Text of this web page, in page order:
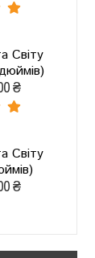
Світу
₴
Світу
₴